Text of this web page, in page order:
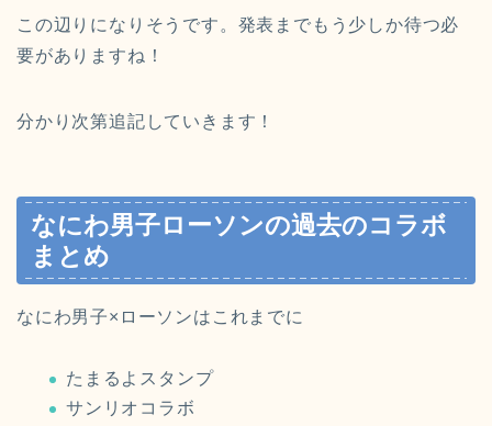
この辺りになりそうです。発表までもう少しか待つ必
要がありますね！
分かり次第追記していきます！
なにわ男子ローソンの過去のコラボ
まとめ
なにわ男子×ローソンはこれまでに
たまるよスタンプ
サンリオコラボ